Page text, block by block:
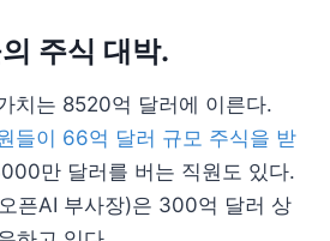
주식 대박.
치는 8520억 달러에 이른다.
들이 66억 달러 규모 주식을 받
만 달러를 버는 직원도 있다.
픈AI 부사장)은 300억 달러 상